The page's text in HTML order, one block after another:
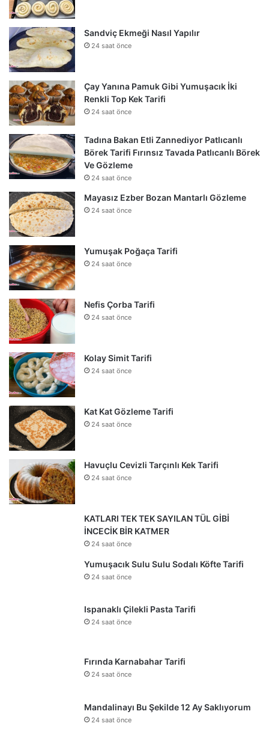
Sandviç Ekmeği Nasıl Yapılır
24 saat önce
Çay Yanına Pamuk Gibi Yumuşacık İki
Renkli Top Kek Tarifi
24 saat önce
Tadına Bakan Etli Zannediyor Patlıcanlı
Börek Tarifi Fırınsız Tavada Patlıcanlı Börek
Ve Gözleme
24 saat önce
Mayasız Ezber Bozan Mantarlı Gözleme
24 saat önce
Yumuşak Poğaça Tarifi
24 saat önce
Nefis Çorba Tarifi
24 saat önce
Kolay Simit Tarifi
24 saat önce
Kat Kat Gözleme Tarifi
24 saat önce
Havuçlu Cevizli Tarçınlı Kek Tarifi
24 saat önce
KATLARI TEK TEK SAYILAN TÜL GİBİ
İNCECİK BİR KATMER
24 saat önce
Yumuşacık Sulu Sulu Sodalı Köfte Tarifi
24 saat önce
Ispanaklı Çilekli Pasta Tarifi
24 saat önce
Fırında Karnabahar Tarifi
24 saat önce
Mandalinayı Bu Şekilde 12 Ay Saklıyorum
24 saat önce